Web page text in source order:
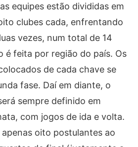
equipes estão divididas em
clubes cada, enfrentando
vezes, num total de 14
é feita por região do país. Os
de cada chave se
fase. Daí em diante, o
sempre definido em
com jogos de ida e volta.
oito postulantes ao